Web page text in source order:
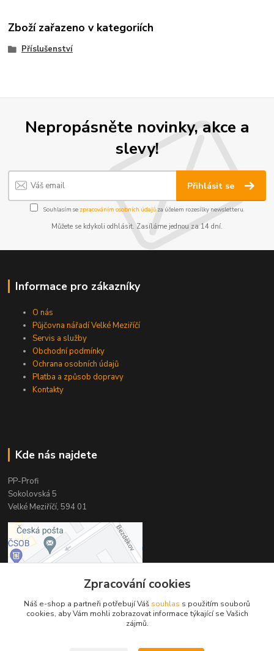
Zboží zařazeno v kategoriích
Příslušenství
Nepropásněte novinky, akce a
slevy!
Přihlásit se
Souhlasím se zpracováním osobních údajůza účelem rozesílky newsletteru.
Můžete se kdykoli odhlásit. Zasíláme jednou za 14 dní.
Informace pro zákazníky
O nás
Půjčovna nářadí Velké Meziříčí
Servis a služby
Obchodní podmínky
Ochrana osobních údajů
Platba a způsob dopravy
Kontakty
Kde nás najdete
PP-Profi
Sokolovská 5
Velké Meziříčí, 594 01
Zpracování cookies
Náš e-shop a partneři potřebují Váš souhlas s použitím souborů
cookies, aby Vám mohli zobrazovat informace týkající se Vašich
zájmů.